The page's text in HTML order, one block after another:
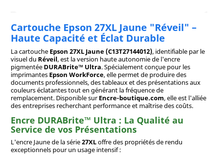
Cartouche Epson 27XL Jaune "Réveil" –
Haute Capacité et Éclat Durable
La cartouche Epson 27XL Jaune (C13T27144012), identifiable par le
visuel du Réveil, est la version haute autonomie de l'encre
pigmentée DURABrite™ Ultra. Spécialement conçue pour les
imprimantes Epson WorkForce, elle permet de produire des
documents professionnels, des tableaux et des présentations aux
couleurs éclatantes tout en générant la fréquence de
remplacement. Disponible surEncre-boutique.com, elle est l'alliée
des entreprises recherchant performance et maîtrise des coûts.
Encre DURABrite™ Ultra : La Qualité au
Service de vos Présentations
L'encre Jaune de la série27XLoffre des propriétés de rendu
exceptionnels pour un usage intensif :